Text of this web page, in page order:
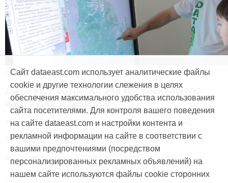
Продукты и услуги
Дата Ист разработала интерактивную
карту для краеведов
#CarryMap #Интерактивная карта #ArcGIS
#Природа #Дети #География
#Мобильная карта #Веб-приложение
Сайт dataeast.com использует аналитические файлы
cookie и другие технологии слежения в целях
обеспечения максимального удобства использования
сайта посетителями. Для контроля вашего поведения
на сайте dataeast.com и настройки контента и
рекламной информации на сайте в соответствии с
вашими предпочтениями (посредством
персонализированных рекламных объявлений) на
нашем сайте используются файлы cookie сторонних